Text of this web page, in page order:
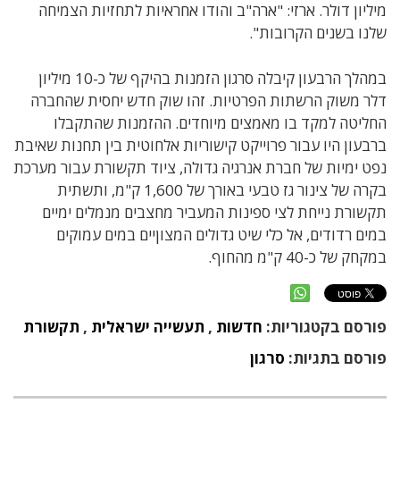
מיליון דולר. ארזי: "ארה"ב והודו אחראיות לתחזיות הצמיחה
שלנו בשנים הקרובות".
במהלך הרבעון קיבלה סרגון הזמנות בהיקף של כ-10 מיליון
דלר משוק הרשתות הפרטיות. זהו שוק חדש יחסית שהחברה
החליטה למקד בו מאמצים מיוחדים. ההזמנות שהתקבלו
ברבעון היו עבור פרוייקט קישוריות אלחוטית בין תחנות שאיבת
נפט ימיות של חברת אנרגיה גדולה, ציוד תקשורת עבור מערכת
בקרה של צינור גז טבעי באורך של 1,600 ק"מ, ותשתית
תקשורת נייחת לצי ספינות המעביר מחצבים מנמלים ימיים
במים רדודים, אל כלי שיט גדולים המצוןיים במים עמוקים
במקחק של כ-40 ק"מ מהחוף.
פורסם בקטגוריות: חדשות , תעשייה ישראלית , תקשורת
פורסם בתגיות: סרגון